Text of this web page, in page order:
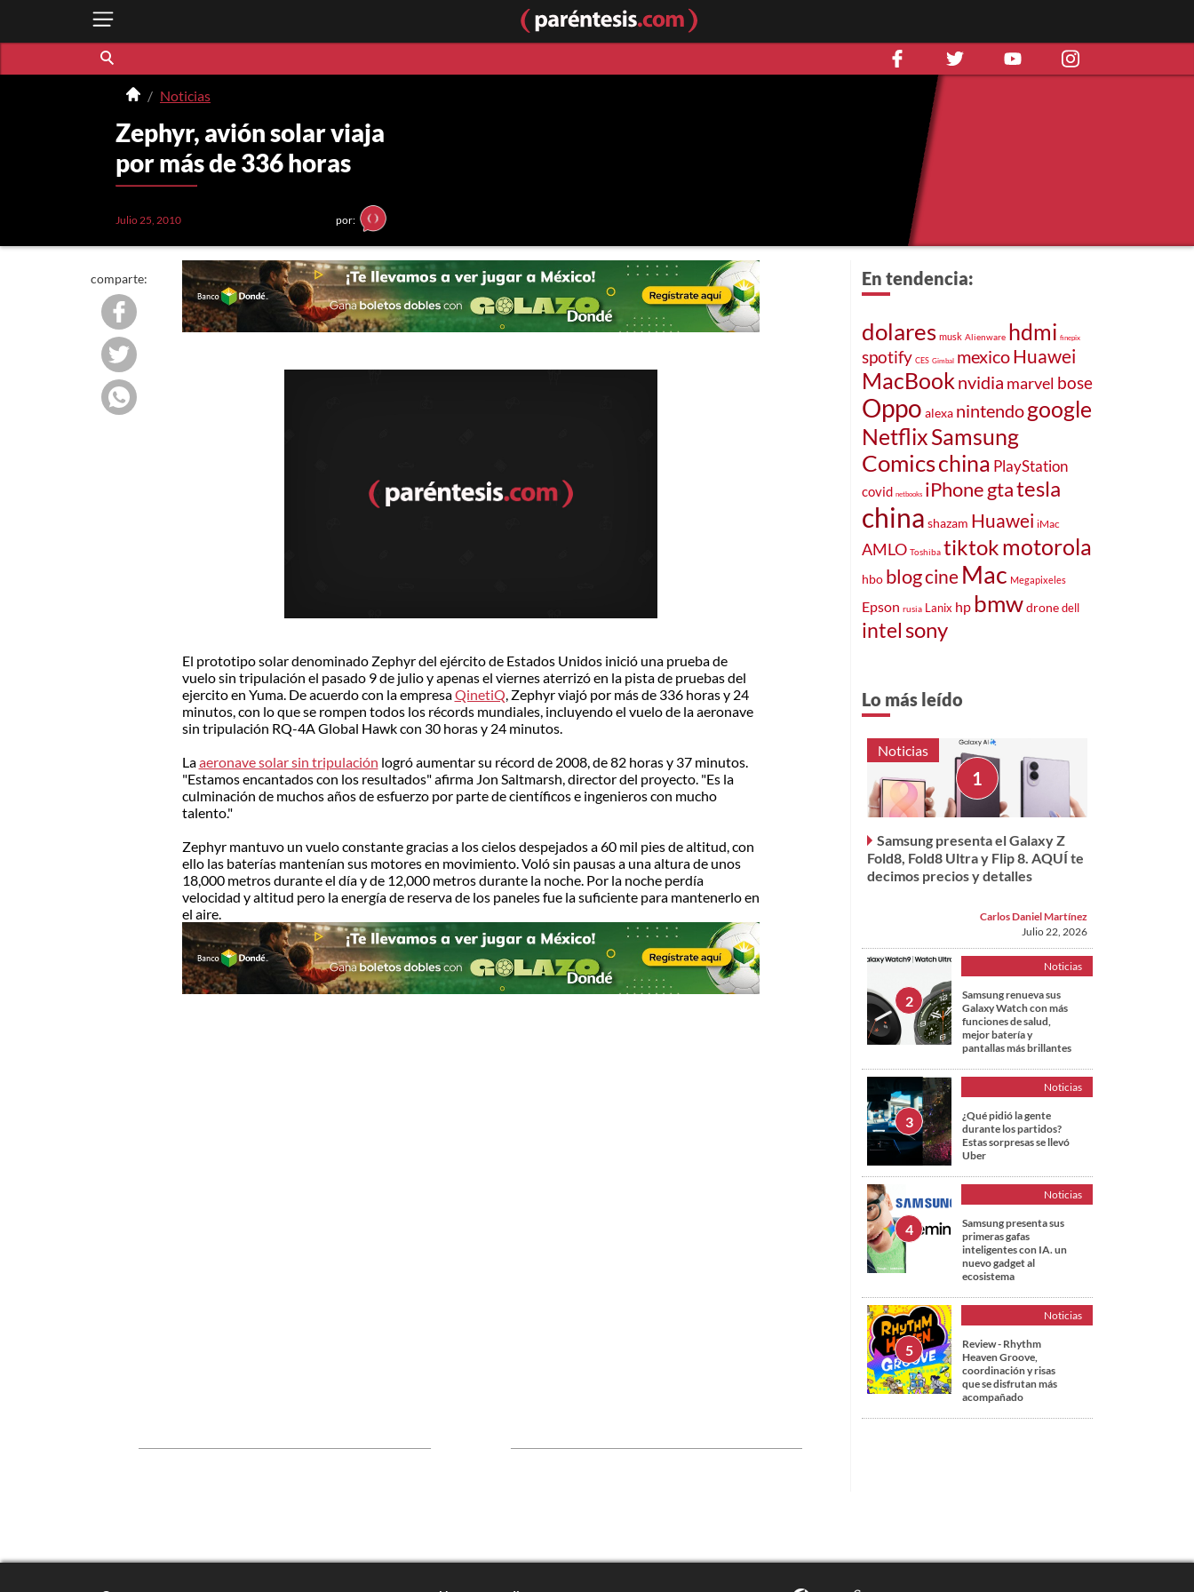
Noticias
Zephyr, avión solar viaja
por más de 336 horas
Julio 25, 2010 por:
comparte:
El prototipo solar denominado Zephyr del ejército de Estados Unidos inició una prueba de
vuelo sin tripulación el pasado 9 de julio y apenas el viernes aterrizó en la pista de pruebas del
ejercito en Yuma. De acuerdo con la empresaQinetiQ, Zephyr viajó por más de 336 horas y 24
minutos, con lo que se rompen todos los récords mundiales, incluyendo el vuelo de la aeronave
sin tripulación RQ-4A Global Hawk con 30 horas y 24 minutos.
Laaeronave solar sin tripulación logró aumentar su récord de 2008, de 82 horas y 37 minutos.
"Estamos encantados con los resultados" afirma Jon Saltmarsh, director del proyecto. "Es la
culminación de muchos años de esfuerzo por parte de científicos e ingenieros con mucho
talento."
Zephyr mantuvo un vuelo constante gracias a los cielos despejados a 60 mil pies de altitud, con
ello las baterías mantenían sus motores en movimiento. Voló sin pausas a una altura de unos
18,000 metros durante el día y de 12,000 metros durante la noche. Por la noche perdía
velocidad y altitud pero la energía de reserva de los paneles fue la suficiente para mantenerlo en
el aire.
En tendencia:
dolares musk Alienware hdmi finepix
spotify CES Gimbal mexicoHuawei
MacBook nvidia marvel bose
Oppo alexa nintendogoogle
NetflixSamsung
Comicschina PlayStation
covid netbooks iPhonegtatesla
china shazam Huawei iMac
AMLO Toshiba tiktokmotorola
hbo blogcineMac Megapixeles
Epson rusia Lanix hp bmwdrone dell
intel sony
Lo más leído
Noticias
Samsung presenta el Galaxy Z
Fold8, Fold8 Ultra y Flip 8. AQUÍ te
decimos precios y detalles
Carlos Daniel Martínez
Julio 22, 2026
Noticias
Samsung renueva sus
Galaxy Watch con más
funciones de salud,
mejor batería y
pantallas más brillantes
Noticias
¿Qué pidió la gente
durante los partidos?
Estas sorpresas se llevó
Uber
Noticias
Samsung presenta sus
primeras gafas
inteligentes con IA. un
nuevo gadget al
ecosistema
Noticias
Review - Rhythm
Heaven Groove,
coordinación y risas
que se disfrutan más
acompañado